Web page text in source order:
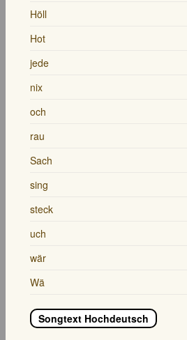
Höll
Hot
jede
nix
och
rau
Sach
sing
steck
uch
wär
Wä
Songtext Hochdeutsch